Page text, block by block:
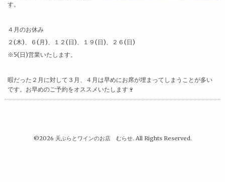
す。
４月のお休み
２(木)、６(月)、１２(日)、１９(日)、２６(日)
※5(日)営業いたします。
暇だった２月に対して３月、４月は早めにお席が埋まってしまうことが多い
です。お早めのご予約をオススメいたします🍷
©2026 天ぷらとワインのお店 むらせ. All Rights Reserved.